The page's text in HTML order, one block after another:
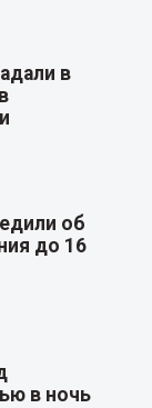
в
об
до 16
в ночь